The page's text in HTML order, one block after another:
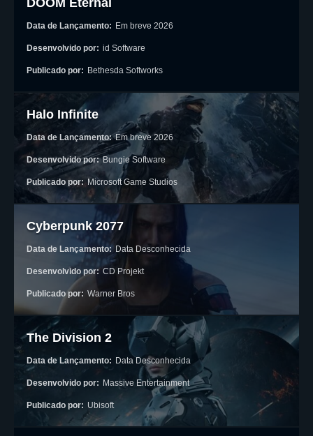
DOOM Eternal
Data de Lançamento: Em breve 2026
Desenvolvido por: id Software
Publicado por: Bethesda Softworks
Halo Infinite
Data de Lançamento: Em breve 2026
Desenvolvido por: Bungie Software
Publicado por: Microsoft Game Studios
Cyberpunk 2077
Data de Lançamento: Data Desconhecida
Desenvolvido por: CD Projekt
Publicado por: Warner Bros
The Division 2
Data de Lançamento: Data Desconhecida
Desenvolvido por: Massive Entertainment
Publicado por: Ubisoft